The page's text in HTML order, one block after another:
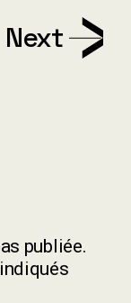
Next
publiée.